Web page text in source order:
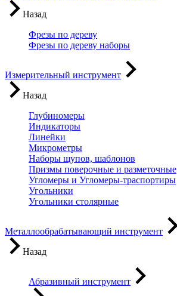
Назад
Фрезы по дереву
Фрезы по дереву наборы
Измерительный инструмент
Назад
Глубиномеры
Индикаторы
Линейки
Микрометры
Наборы щупов, шаблонов
Призмы поверочные и разметочные
Угломеры и Угломеры-траспортиры
Угольники
Угольники столярные
Металлообрабатывающий инструмент
Назад
Абразивный инструмент